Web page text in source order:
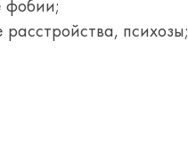
фобии;
психозы;